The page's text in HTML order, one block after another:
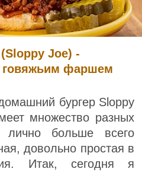
Joe) -
говяжьим фаршем
бургер Sloppy
множество разных
больше всего
довольно простая в
Итак, сегодня я